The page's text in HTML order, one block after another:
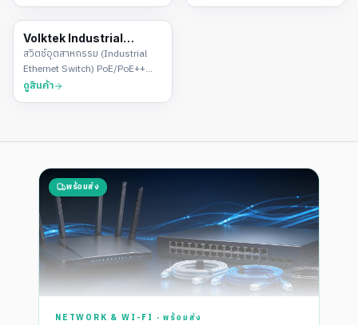
Volktek Industrial
Switch
สวิตช์อุตสาหกรรม (Industrial
Ethernet Switch) PoE/PoE++
Layer 3 จากไต้หวัน
ดูสินค้า
พร้อมส่ง
NETWORK & WI-FI · พร้อมส่ง